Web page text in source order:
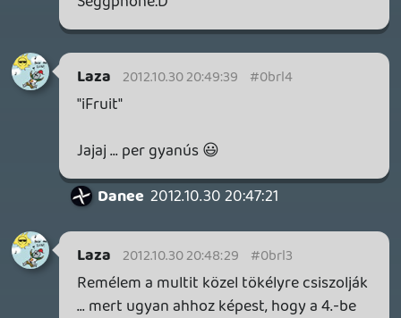
szasza10 2012.10.30 19:32:51
Los Santos 😃
Ez a kép! Lesz a tengerparton tükör? 😃
remedy
ha nem jön ki gépre akkor nincs mese : D
ps3-at kell venni...
alf22 2012.10.30 19:04:36 #0brkq